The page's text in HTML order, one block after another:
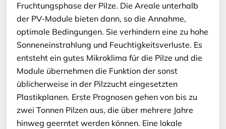
Fruchtungsphase der Pilze. Die Areale unterhalb
der PV-Module bieten dann, so die Annahme,
optimale Bedingungen. Sie verhindern eine zu hohe
Sonneneinstrahlung und Feuchtigkeitsverluste. Es
entsteht ein gutes Mikroklima für die Pilze und die
Module übernehmen die Funktion der sonst
üblicherweise in der Pilzzucht eingesetzten
Plastikplanen. Erste Prognosen gehen von bis zu
zwei Tonnen Pilzen aus, die über mehrere Jahre
hinweg geerntet werden können. Eine lokale